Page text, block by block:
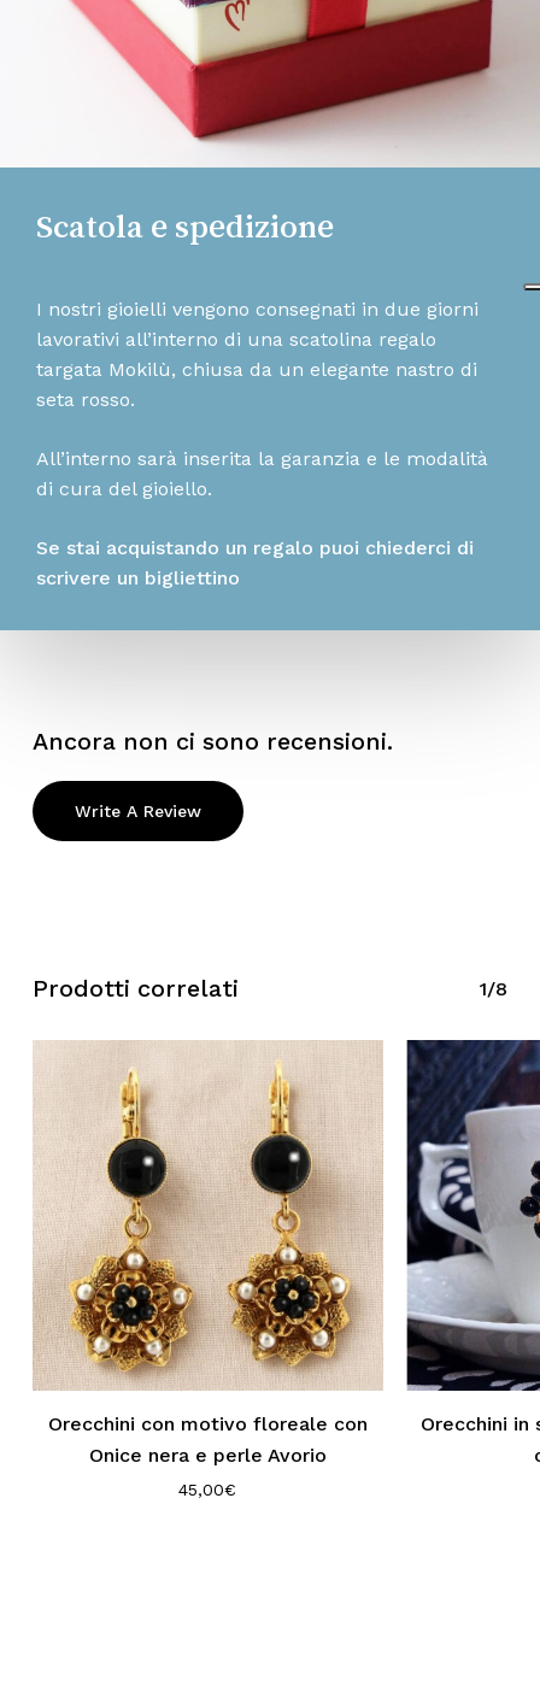
Scatola e spedizione
I nostri gioielli vengono consegnati in due giorni
lavorativi all’interno di una scatolina regalo
targata Mokilù, chiusa da un elegante nastro di
seta rosso.
All’interno sarà inserita la garanzia e le modalità
di cura del gioiello.
Se stai acquistando un regalo puoi chiederci di
scrivere un bigliettino
Ancora non ci sono recensioni.
Write A Review
Prodotti correlati 1/8
Orecchini con motivo floreale con
Onice nera e perle Avorio
45,00€
Orecchini